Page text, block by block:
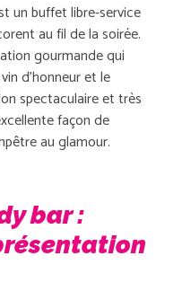
un buffet libre-service
au fil de la soirée.
gourmande qui
d’honneur et le
spectaculaire et très
façon de
au glamour.
bar :